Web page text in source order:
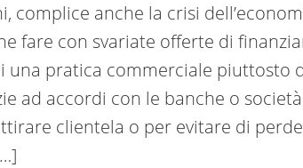
complice anche la crisi
fare con svariate offerte di
una pratica commerciale piuttosto
ad accordi con le banche o
clientela o per evitare di